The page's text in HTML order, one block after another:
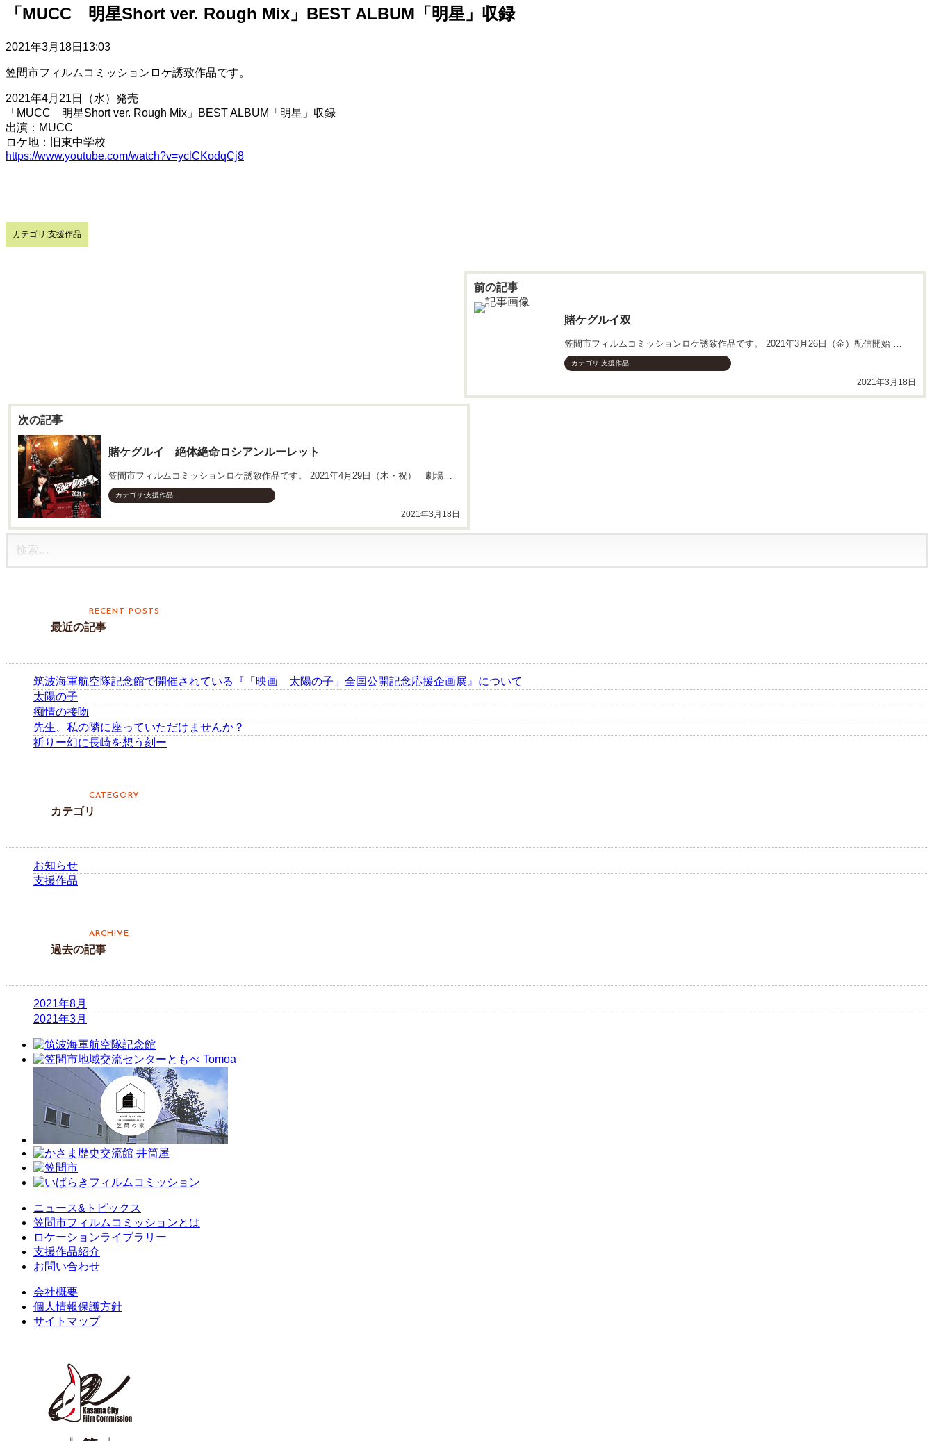
「MUCC 明星Short ver. Rough Mix」BEST ALBUM「明星」収録
2021年3月18日13:03
笠間市フィルムコミッションロケ誘致作品です。
2021年4月21日（水）発売
「MUCC 明星Short ver. Rough Mix」BEST ALBUM「明星」収録
出演：MUCC
ロケ地：旧東中学校
https://www.youtube.com/watch?v=yclCKodqCj8
カテゴリ:支援作品
ー
シ
ョ
ン
賭ケグルイ双
カテゴリ:支援作品
2021年3月18日
賭ケグルイ 絶体絶命ロシアンルーレット
笠間市フィルムコミッションロケ誘致作品です。 2021年4月29日（木・祝） 劇場公開「賭ケグルイ …
カテゴリ:支援作品
2021年3月18日
索:
最近の記事
筑波海軍航空隊記念館で開催されている『「映画 太陽の子」全国公開記念応援企画展』について
太陽の子
痴情の接吻
先生、私の隣に座っていただけませんか？
祈りー幻に長崎を想う刻ー
カテゴリ
お知らせ
支援作品
過去の記事
2021年8月
2021年3月
ニュース&トピックス
笠間市フィルムコミッションとは
ロケーションライブラリー
支援作品紹介
お問い合わせ
会社概要
個人情報保護方針
サイトマップ